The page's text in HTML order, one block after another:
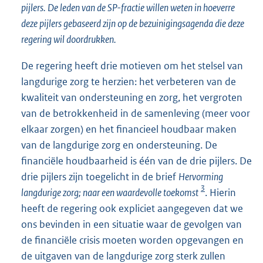
pijlers. De leden van de SP-fractie willen weten in hoeverre
deze pijlers gebaseerd zijn op de bezuinigingsagenda die deze
regering wil doordrukken.
De regering heeft drie motieven om het stelsel van
langdurige zorg te herzien: het verbeteren van de
kwaliteit van ondersteuning en zorg, het vergroten
van de betrokkenheid in de samenleving (meer voor
elkaar zorgen) en het financieel houdbaar maken
van de langdurige zorg en ondersteuning. De
financiële houdbaarheid is één van de drie pijlers. De
drie pijlers zijn toegelicht in de brief Hervorming
langdurige zorg; naar een waardevolle toekomst 3. Hierin
heeft de regering ook expliciet aangegeven dat we
ons bevinden in een situatie waar de gevolgen van
de financiële crisis moeten worden opgevangen en
de uitgaven van de langdurige zorg sterk zullen